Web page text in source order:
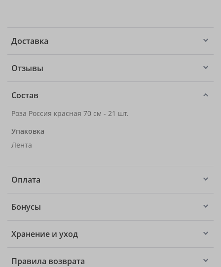
Доставка
Отзывы
Состав
Роза Россия красная 70 см - 21 шт.
Упаковка
Лента
Оплата
Бонусы
Хранение и уход
Правила возврата